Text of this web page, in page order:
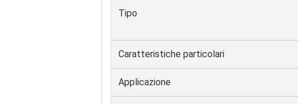
Tipo
Caratteristiche particolari
Applicazione